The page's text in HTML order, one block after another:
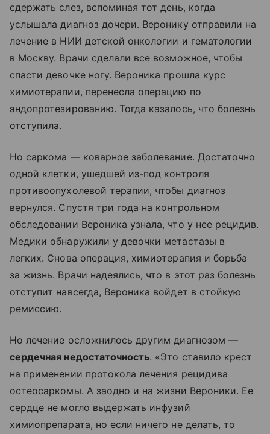
сдержать слез, вспоминая тот день, когда
услышала диагноз дочери. Веронику отправили на
лечение в НИИ детской онкологии и гематологии
в Москву. Врачи сделали все возможное, чтобы
спасти девочке ногу. Вероника прошла курс
химиотерапии, перенесла операцию по
эндопротезированию. Тогда казалось, что болезнь
отступила.
Но саркома — коварное заболевание. Достаточно
одной клетки, ушедшей из-под контроля
противоопухолевой терапии, чтобы диагноз
вернулся. Спустя три года на контрольном
обследовании Вероника узнала, что у нее рецидив.
Медики обнаружили у девочки метастазы в
легких. Снова операция, химиотерапия и борьба
за жизнь. Врачи надеялись, что в этот раз болезнь
отступит навсегда, Вероника войдет в стойкую
ремиссию.
Но лечение осложнилось другим диагнозом —
сердечная недостаточность. «Это ставило крест
на применении протокола лечения рецидива
остеосаркомы. А заодно и на жизни Вероники. Ее
сердце не могло выдержать инфузий
химиопрепарата, но если ничего не делать, то